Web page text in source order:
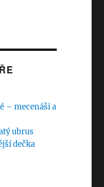
– mecenáši a
ubrus
dečka